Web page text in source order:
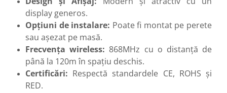
display generos.
Opțiuni de instalare: Poate fi montat pe perete
sau așezat pe masă.
Frecvența wireless: 868MHz cu o distanță de
până la 120m în spațiu deschis.
Certificări: Respectă standardele CE, ROHS și
RED.